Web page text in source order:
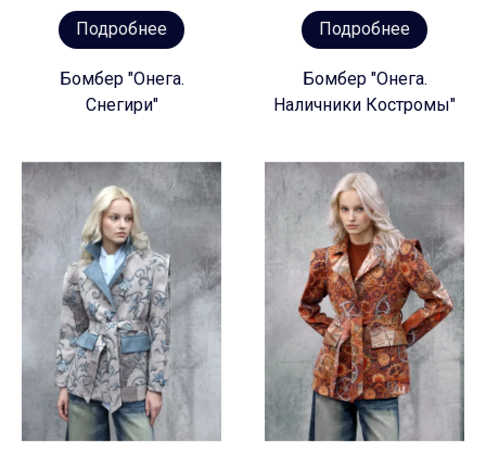
Подробнее
Бомбер "Онега.
Снегири"
Подробнее
Бомбер "Онега.
Наличники Костромы"